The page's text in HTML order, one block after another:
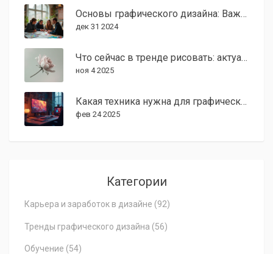
Основы графического дизайна: Важные аспекты и советы
дек 31 2024
Что сейчас в тренде рисовать: актуальные направления в графическом дизайне 2025
ноя 4 2025
Какая техника нужна для графического дизайнера?
фев 24 2025
Категории
Карьера и заработок в дизайне (92)
Тренды графического дизайна (56)
Обучение (54)